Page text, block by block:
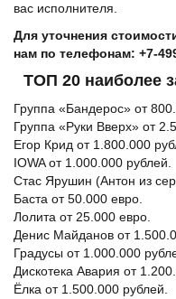
вас исполнителя.
Для уточнения
нам по телефонам: +7-
ТОП 20 наиболее
Группа «Бандерос» от
Группа «Руки Вверх» от
Егор Крид от 1.800.000
IOWA от 1.000.000 рублей.
Стас Ярушин (Антон из
Баста от 50.000 евро.
Лолита от 25.000 евро.
Денис Майданов от
Градусы от 1.000.000
Дискотека Авария от
Ёлка от 1.500.000 рублей.